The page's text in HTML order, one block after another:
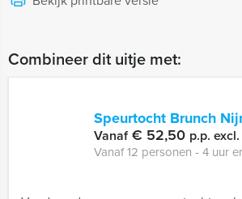
Combineer dit uitje met:
Speurtocht Brunch
Vanaf€ 52,50 p.p.
Vanaf 12 personen ‐ 4 uur